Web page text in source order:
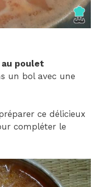
poulet
un bol avec une
ce délicieux
compléter le